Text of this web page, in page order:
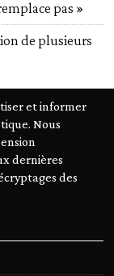
pas »
de plusieurs
et informer
Nous
dernières
des